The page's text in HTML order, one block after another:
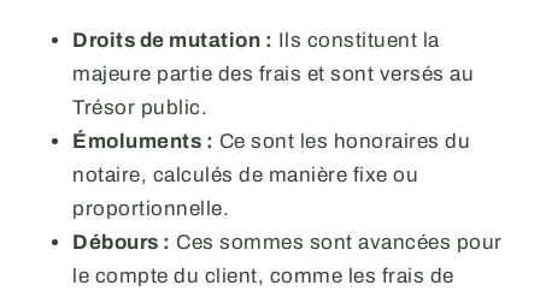
Droits de mutation : Ils constituent la
majeure partie des frais et sont versés au
Trésor public.
Émoluments : Ce sont les honoraires du
notaire, calculés de manière fixe ou
proportionnelle.
Débours : Ces sommes sont avancées pour
le compte du client, comme les frais de